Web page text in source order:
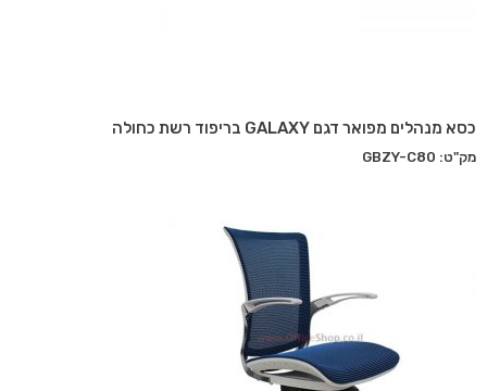
כסא מנהלים מפואר דגם GALAXY בריפוד רשת כחולה
מק"ט: GBZY-C80